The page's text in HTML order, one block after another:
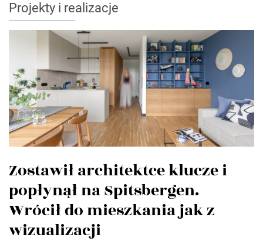
Projekty i realizacje
Zostawił architektce klucze i
popłynął na Spitsbergen.
Wrócił do mieszkania jak z
wizualizacji